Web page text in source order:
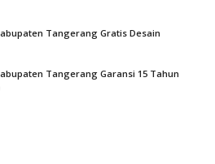
Tangerang Gratis Desain
Tangerang Garansi 15 Tahun